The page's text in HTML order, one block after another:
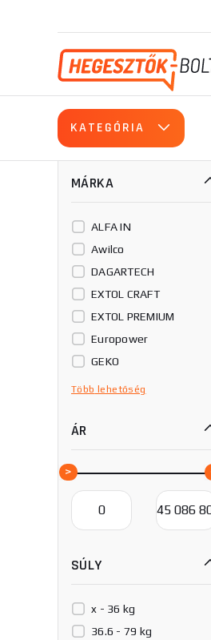
KATEGÓRIA
MÁRKA
ALFA IN
Awilco
DAGARTECH
EXTOL CRAFT
EXTOL PREMIUM
Europower
GEKO
GÜDE
Könner & Söhnen
MEDVED
Matabro
Procraft
Tuson
Unicraft®
Több lehetőség
ÁR
SÚLY
x - 36 kg
36.6 - 79 kg